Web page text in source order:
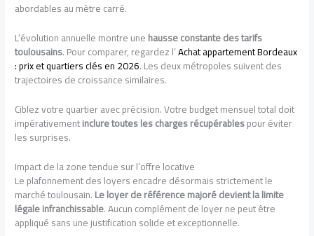
abordables au mètre carré.
L’évolution annuelle montre unehausse constante des tarifs
toulousains. Pour comparer, regardez l’Achat appartement Bordeaux
: prix et quartiers clés en 2026. Les deux métropoles suivent des
trajectoires de croissance similaires.
Ciblez votre quartier avec précision. Votre budget mensuel total doit
impérativementinclure toutes les charges récupérablespour éviter
les surprises.
Impact de la zone tendue sur l’offre locative
Le plafonnement des loyers encadre désormais strictement le
marché toulousain.Le loyer de référence majoré devient la limite
légale infranchissable. Aucun complément de loyer ne peut être
appliqué sans une justification solide et exceptionnelle.